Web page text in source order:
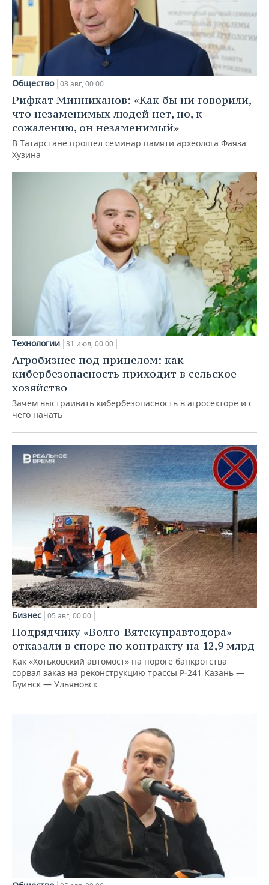
Общество 03 авг, 00:00
Рифкат Минниханов: «Как бы ни говорили,
что незаменимых людей нет, но, к
сожалению, он незаменимый»
В Татарстане прошел семинар памяти археолога Фаяза
Хузина
Технологии 31 июл, 00:00
Агробизнес под прицелом: как
кибербезопасность приходит в сельское
хозяйство
Зачем выстраивать кибербезопасность в агросекторе и с
чего начать
Бизнес 05 авг, 00:00
Подрядчику «Волго-Вятскуправтодора»
отказали в споре по контракту на 12,9 млрд
Как «Хотьковский автомост» на пороге банкротства
сорвал заказ на реконструкцию трассы Р‑241 Казань —
Буинск — Ульяновск